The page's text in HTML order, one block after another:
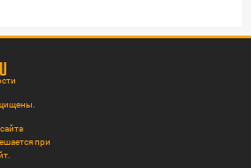
при